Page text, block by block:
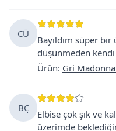
CÜ
Bayıldım süper
düşünmeden
Ürün: Gri
BÇ
Elbise çok şık ve
üzerimde